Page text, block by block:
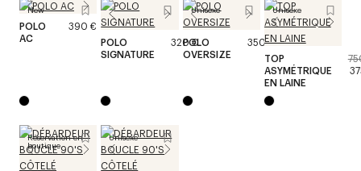
New
POLO
AC
390 €
POLO
SIGNATURE
320 €
Unisexe
POLO
OVERSIZE
350 €
Unisexe
TOP
ASYMÉTRIQUE
EN LAINE
Réservation en
boutique
Unisexe